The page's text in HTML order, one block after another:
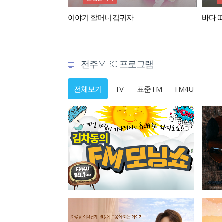
이야기 할머니 김귀자 바다
전주MBC 프로그램
전체보기 TV 표준 FM FM4U